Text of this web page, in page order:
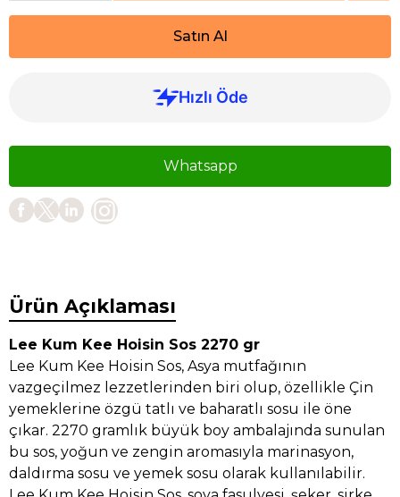
Satın Al
Whatsapp
Ürün Açıklaması
Lee Kum Kee Hoisin Sos 2270 gr
Lee Kum Kee Hoisin Sos, Asya mutfağının
vazgeçilmez lezzetlerinden biri olup, özellikle Çin
yemeklerine özgü tatlı ve baharatlı sosu ile öne
çıkar. 2270 gramlık büyük boy ambalajında sunulan
bu sos, yoğun ve zengin aromasıyla marinasyon,
daldırma sosu ve yemek sosu olarak kullanılabilir.